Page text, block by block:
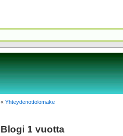
« Yhteydenottolomake
Blogi 1 vuotta